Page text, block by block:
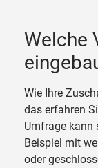
Welche
Wie Ihre
das erfahren
Umfrage kann
Beispiel mit
oder